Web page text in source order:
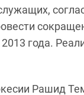
года.
Рашид